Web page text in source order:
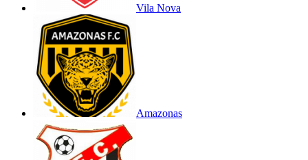
Vila Nova
Amazonas